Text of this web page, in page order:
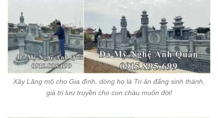
Xây Lăng mộ cho Gia đình, dòng họ là Tri ân đấng sinh thành,
giá trị lưu truyền cho con cháu muôn đời!